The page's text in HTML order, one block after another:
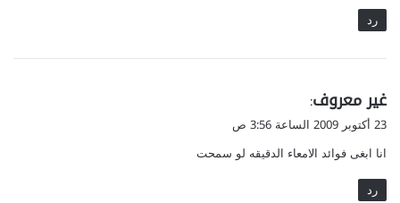
رد
ي
ق
ل
غير معروف:
23 أكتوبر 2009 الساعة 3:56 ص
انا ابغى فوائد الامعاء الدقيقه لو سمحت
رد